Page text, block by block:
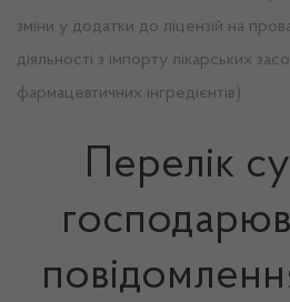
зміни у додатки до ліцензій на
діяльності з імпорту лікарських
фармацевтичних інгредієнтів)
Перелік